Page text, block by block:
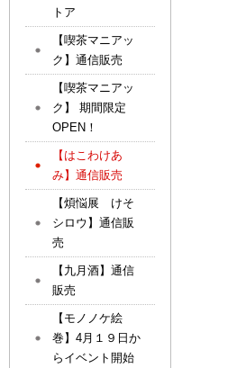
トア
【喫茶マニアッ
ク】通信販売
【喫茶マニアッ
ク】 期間限定
OPEN！
【はこわけあ
み】通信販売
【煩悩展 けそ
シロウ】通信販
売
【九月酒】通信
販売
【モノノケ絵
巻】4月１９日か
らイベント開始